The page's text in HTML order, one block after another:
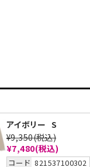
アイボリー S
¥9,350(税込)
¥7,480(税込)
コード 821537100302